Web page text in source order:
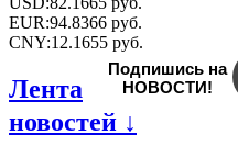
EUR:94.8366 руб.
CNY:12.1655 руб.
Подпишись на
НОВОСТИ!
Лента
новостей ↓